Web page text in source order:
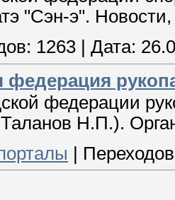
"Сэн-э".
1263 Дата:
федерация
федерации
Н.П.).